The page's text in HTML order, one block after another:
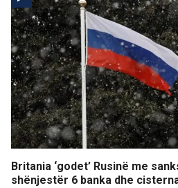
Britania ‘godet’ Rusinë me
shënjestër 6 banka dhe